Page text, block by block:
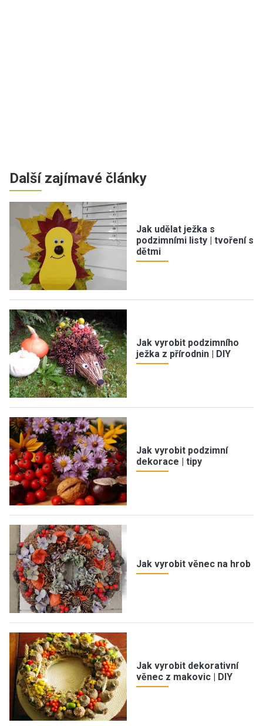
Další zajímavé články
Jak udělat ježka s
podzimními listy | tvoření s
dětmi
Jak vyrobit podzimního
ježka z přírodnin | DIY
Jak vyrobit podzimní
dekorace | tipy
Jak vyrobit věnec na hrob
Jak vyrobit dekorativní
věnec z makovic | DIY